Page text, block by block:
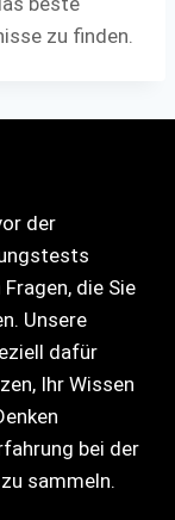
zu finden.
der
die Sie
Unsere
dafür
Ihr Wissen
bei der
sammeln.